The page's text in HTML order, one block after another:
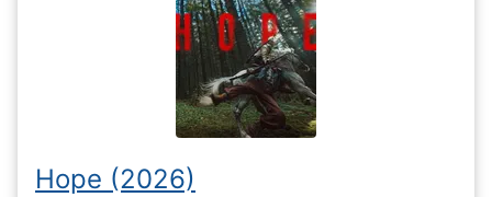
Hope (2026)